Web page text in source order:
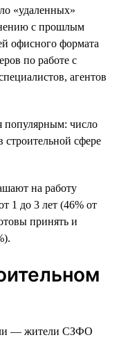
«удаленных»
с прошлым
офисного формата
по работе с
агентов
популярным: число
сфере
на работу
1 до 3 лет (46% от
принять и
— жители СЗФО